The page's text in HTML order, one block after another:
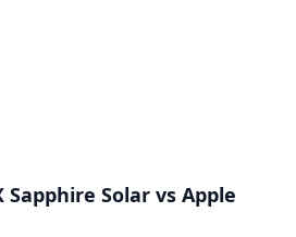
Solar vs Apple